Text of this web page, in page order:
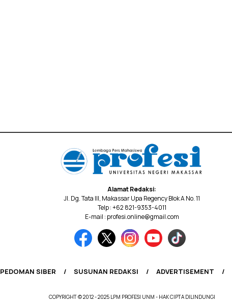
Alamat Redaksi:
Jl. Dg. Tata III, Makassar Upa Regency Blok A No. 11
Telp : +62 821-9353-4011
E-mail : profesi.online@gmail.com
PEDOMAN SIBER SUSUNAN REDAKSI ADVERTISEMENT
COPYRIGHT © 2012 - 2025 LPM PROFESI UNM - HAK CIPTA DILINDUNGI